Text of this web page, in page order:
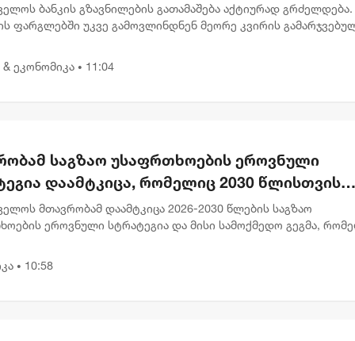
ბანკის გზავნილების გათამაშება აქტიურად გრძელდება.
ფარგლებში უკვე გამოვლინდნენ მეორე კვირის
& ეკონომიკა • 11:04
საგზაო უსაფრთხოების ეროვნული
დაამტკიცა, რომელიც 2030 წლისთვის
და დაღუპულთა რაოდენობის 25%-
ითვალისწინებს
მთავრობამ დაამტკიცა 2026-2030 წლების საგზაო
ეროვნული სტრატეგია და მისი სამოქმედო გეგმა,
რაოდენობის 2...
• 10:58